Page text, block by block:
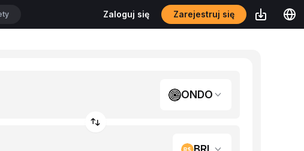
Zaloguj się Zarejestruj się
ONDO